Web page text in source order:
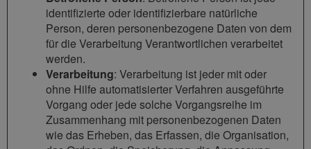
identifizierte oder identifizierbare natürliche
Person, deren personenbezogene Daten von dem
für die Verarbeitung Verantwortlichen verarbeitet
werden.
Verarbeitung: Verarbeitung ist jeder mit oder
ohne Hilfe automatisierter Verfahren ausgeführte
Vorgang oder jede solche Vorgangsreihe im
Zusammenhang mit personenbezogenen Daten
wie das Erheben, das Erfassen, die Organisation,